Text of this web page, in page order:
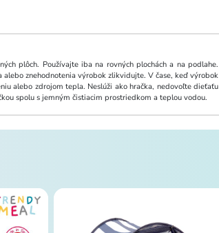
plôch. Používajte iba na rovných plochách a na podlahe.
znehodnotenia výrobok zlikvidujte. V čase, keď výrobok
alebo zdrojom tepla. Neslúži ako hračka, nedovoľte dieťaťu
spolu s jemným čistiacim prostriedkom a teplou vodou.